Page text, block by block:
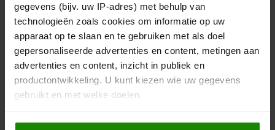
gegevens (bijv. uw IP-adres) met behulp van
technologieën zoals cookies om informatie op uw
apparaat op te slaan en te gebruiken met als doel
gepersonaliseerde advertenties en content, metingen aan
advertenties en content, inzicht in publiek en
productontwikkeling. U kunt kiezen wie uw gegevens
gebruikt en met welke doelen.
Als u het toestaat, willen we ook graag: